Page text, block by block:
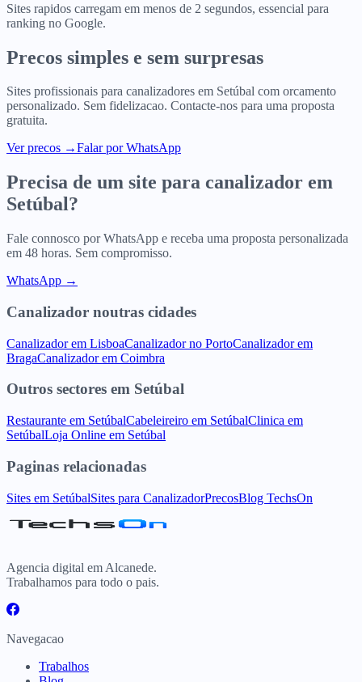
Sites rapidos carregam em menos de 2 segundos, essencial para
ranking no Google.
Precos simples e sem surpresas
Sites profissionais para canalizadores em Setúbal com orcamento
personalizado. Sem fidelizacao. Contacte-nos para uma proposta
gratuita.
Ver precos →Falar por WhatsApp
Precisa de um site para canalizador em
Setúbal?
Fale connosco por WhatsApp e receba uma proposta personalizada
em 48 horas. Sem compromisso.
WhatsApp →
Canalizador noutras cidades
Canalizador em LisboaCanalizador no PortoCanalizador em
BragaCanalizador em Coimbra
Outros sectores em Setúbal
Restaurante em SetúbalCabeleireiro em SetúbalClinica em
SetúbalLoja Online em Setúbal
Paginas relacionadas
Sites em SetúbalSites para CanalizadorPrecosBlog TechsOn
Agencia digital em Alcanede.
Trabalhamos para todo o pais.
Navegacao
Trabalhos